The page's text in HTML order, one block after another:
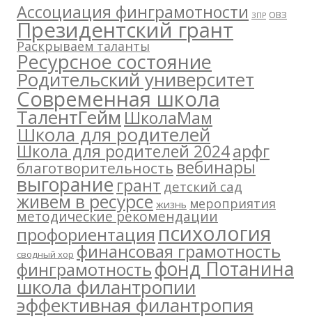
Ассоциация финграмотности ЗПР ОВЗ
Президентский грант
Раскрываем таланты
Ресурсное состояние
Родительский университет
Современная школа
ТалентГеймШколаМам
Школа для родителей
Школа для родителей 2024арфг
благотворительностьвебинары
выгораниегрант детский сад
живем в ресурсе жизнь мероприятия
методические рекомендации
профориентация психология
сводный хор финансовая грамотность
финграмотностьфонд Потанина
школа филантропии
эффективная филантропия